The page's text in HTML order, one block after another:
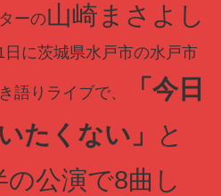
ーの山崎まさよし
に茨城県水戸市の水戸市
語りライブで、
「今日
たくない」
と
公演で8曲し